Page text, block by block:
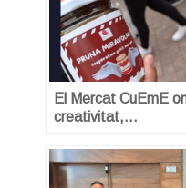
El Mercat CuEmE
creativitat,…